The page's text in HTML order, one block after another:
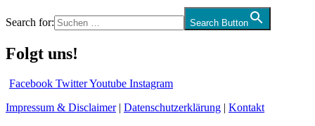
Search for: Search Button
Folgt uns!
Facebook TwitterYoutube Instagram
Impressum & Disclaimer| Datenschutzerklärung | Kontakt